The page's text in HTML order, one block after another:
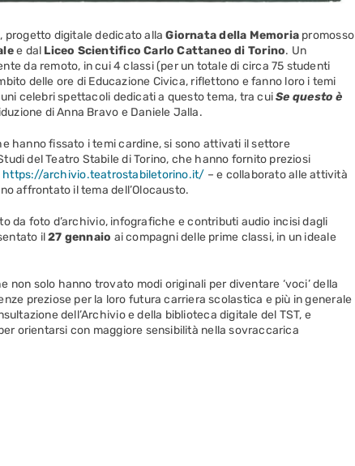
, progetto digitale dedicato allaGiornata della Memoria promosso
e dal Liceo Scientifico Carlo Cattaneo di Torino. Un
da remoto, in cui 4 classi (per un totale di circa 75 studenti
delle ore di Educazione Civica, riflettono e fanno loro i temi
celebri spettacoli dedicati a questo tema, tra cuiSe questo è
di Anna Bravo e Daniele Jalla.
hanno fissato i temi cardine, si sono attivati il settore
del Teatro Stabile di Torino, che hanno fornito preziosi
https://archivio.teatrostabiletorino.it/ – e collaborato alle attività
affrontato il tema dell’Olocausto.
da foto d’archivio, infografiche e contributi audio incisi dagli
il27 gennaio ai compagni delle prime classi, in un ideale
non solo hanno trovato modi originali per diventare ‘voci’ della
preziose per la loro futura carriera scolastica e più in generale
dell’Archivio e della biblioteca digitale del TST, e
orientarsi con maggiore sensibilità nella sovraccarica